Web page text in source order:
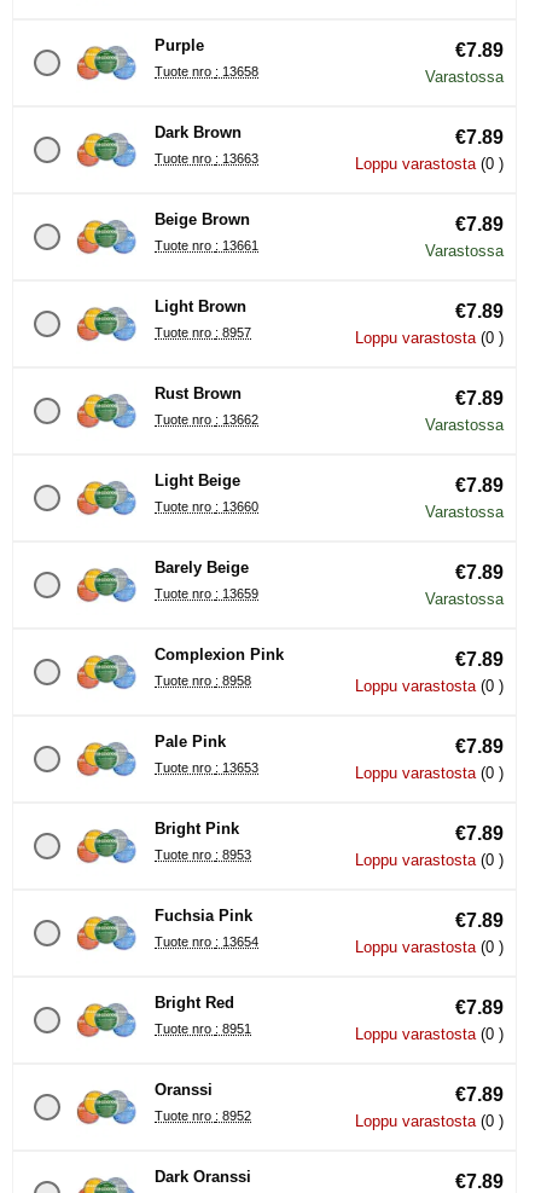
Purple
Tuote nro : 13658
€7.89
Varastossa
Dark Brown
Tuote nro : 13663
€7.89
Loppu varastosta (0 )
Beige Brown
Tuote nro : 13661
€7.89
Varastossa
Light Brown
Tuote nro : 8957
€7.89
Loppu varastosta (0 )
Rust Brown
Tuote nro : 13662
€7.89
Varastossa
Light Beige
Tuote nro : 13660
€7.89
Varastossa
Barely Beige
Tuote nro : 13659
€7.89
Varastossa
Complexion Pink
Tuote nro : 8958
€7.89
Loppu varastosta (0 )
Pale Pink
Tuote nro : 13653
€7.89
Loppu varastosta (0 )
Bright Pink
Tuote nro : 8953
€7.89
Loppu varastosta (0 )
Fuchsia Pink
Tuote nro : 13654
€7.89
Loppu varastosta (0 )
Bright Red
Tuote nro : 8951
€7.89
Loppu varastosta (0 )
Oranssi
Tuote nro : 8952
€7.89
Loppu varastosta (0 )
Dark Oranssi €7.89